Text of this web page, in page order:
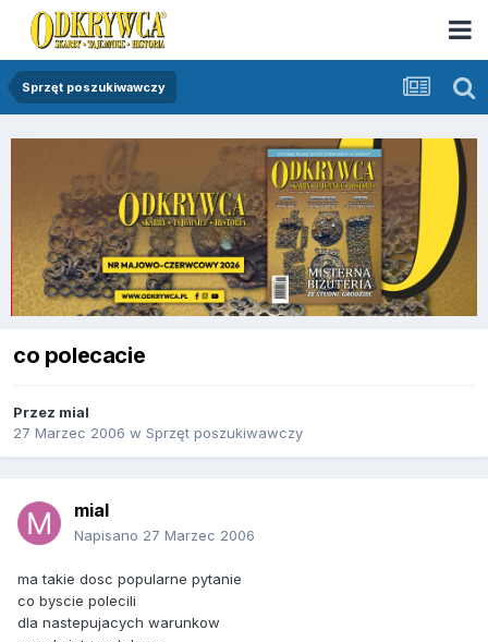
Sprzęt poszukiwawczy
co polecacie
Przez mial
27 Marzec 2006 w Sprzęt poszukiwawczy
mial
Napisano 27 Marzec 2006
ma takie dosc popularne pytanie
co byscie polecili
dla nastepujacych warunkow